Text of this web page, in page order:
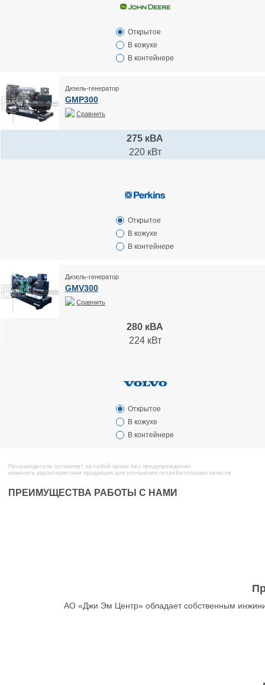
Открытое
В кожухе
В контейнере
Дизель-генератор
GMP300
Сравнить
275 кВА
220 кВт
Открытое
В кожухе
В контейнере
Дизель-генератор
GMV300
Сравнить
280 кВА
224 кВт
Открытое
В кожухе
В контейнере
Производитель оставляет за собой право без предупреждения
изменять характеристики продукции для улучшения потребительских качеств
ПРЕИМУЩЕСТВА РАБОТЫ С НАМИ
АО «Джи Эм Центр» обладает собственным